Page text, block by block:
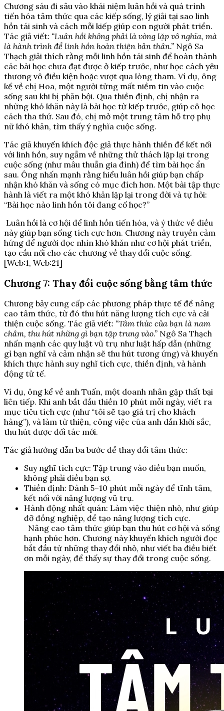
Chương sáu đi sâu vào khái niệm luân hồi và quá trình
tiến hóa tâm thức qua các kiếp sống, lý giải tại sao linh
hồn tái sinh và cách mỗi kiếp giúp con người phát triển.
Tác giả viết: “Luân hồi không phải là vòng lặp vô nghĩa, mà
là hành trình để linh hồn hoàn thiện bản thân.” Ngô Sa
Thạch giải thích rằng mỗi linh hồn tái sinh để hoàn thành
các bài học chưa đạt được ở kiếp trước, như học cách yêu
thương vô điều kiện hoặc vượt qua lòng tham. Ví dụ, ông
kể về chị Hoa, một người từng mất niềm tin vào cuộc
sống sau khi bị phản bội. Qua thiền định, chị nhận ra
những khó khăn này là bài học từ kiếp trước, giúp cô học
cách tha thứ. Sau đó, chị mở một trung tâm hỗ trợ phụ
nữ khó khăn, tìm thấy ý nghĩa cuộc sống.
Tác giả khuyến khích độc giả thực hành thiền để kết nối
với linh hồn, suy ngẫm về những thử thách lặp lại trong
cuộc sống (như mâu thuẫn gia đình) để tìm bài học ẩn
sau. Ông nhấn mạnh rằng hiểu luân hồi giúp bạn chấp
nhận khó khăn và sống có mục đích hơn. Một bài tập thực
hành là viết ra một khó khăn lặp lại trong đời và tự hỏi:
“Bài học nào linh hồn tôi đang cố học?”
Luân hồi là cơ hội để linh hồn tiến hóa, và ý thức về điều
này giúp bạn sống tích cực hơn. Chương này truyền cảm
hứng để người đọc nhìn khó khăn như cơ hội phát triển,
tạo cầu nối cho các chương về thay đổi cuộc sống.
[Web:1, Web:21]
Chương 7: Thay đổi cuộc sống bằng tâm thức
Chương bảy cung cấp các phương pháp thực tế để nâng
cao tâm thức, từ đó thu hút năng lượng tích cực và cải
thiện cuộc sống. Tác giả viết: “Tâm thức của bạn là nam
châm, thu hút những gì bạn tập trung vào.” Ngô Sa Thạch
nhấn mạnh các quy luật vũ trụ như luật hấp dẫn (những
gì bạn nghĩ và cảm nhận sẽ thu hút tương ứng) và khuyến
khích thực hành suy nghĩ tích cực, thiền định, và hành
động tử tế.
Ví dụ, ông kể về anh Tuấn, một doanh nhân gặp thất bại
liên tiếp. Khi anh bắt đầu thiền 10 phút mỗi ngày, viết ra
mục tiêu tích cực (như “tôi sẽ tạo giá trị cho khách
hàng”), và làm từ thiện, công việc của anh dần khởi sắc,
thu hút được đối tác mới.
Tác giả hướng dẫn ba bước để thay đổi tâm thức:
Suy nghĩ tích cực: Tập trung vào điều bạn muốn,
không phải điều bạn sợ.
Thiền định: Dành 5–10 phút mỗi ngày để tĩnh tâm,
kết nối với năng lượng vũ trụ.
Hành động nhất quán: Làm việc thiện nhỏ, như giúp
đỡ đồng nghiệp, để tạo năng lượng tích cực.
Nâng cao tâm thức giúp bạn thu hút cơ hội và sống
hạnh phúc hơn. Chương này khuyến khích người đọc
bắt đầu từ những thay đổi nhỏ, như viết ba điều biết
ơn mỗi ngày, để thấy sự thay đổi trong cuộc sống.